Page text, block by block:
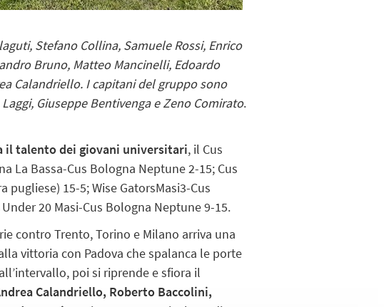
Stefano Collina, Samuele Rossi, Enrico
Bruno, Matteo Mancinelli, Edoardo
Calandriello. I capitani del gruppo sono
Giuseppe Bentivenga e Zeno Comirato.
il talento dei giovani universitari, il Cus
La Bassa-Cus Bologna Neptune 2-15; Cus
15-5; Wise GatorsMasi3-Cus
20 Masi-Cus Bologna Neptune 9-15.
contro Trento, Torino e Milano arriva una
vittoria con Padova che spalanca le porte
poi si riprende e sfiora il
Calandriello, Roberto Baccolini,